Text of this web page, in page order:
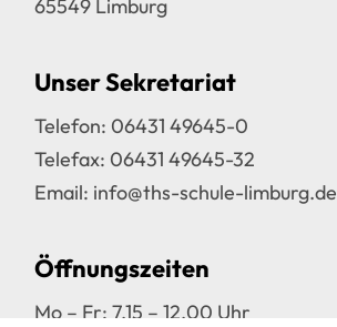
65549 Limburg
Unser Sekretariat
Telefon: 06431 49645-0
Telefax: 06431 49645-32
Email: info@ths-schule-limburg.de
Öffnungszeiten
Mo – Fr: 7.15 – 12.00 Uhr